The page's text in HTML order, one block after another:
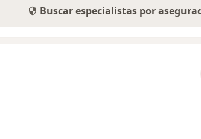
Buscar especialistas por